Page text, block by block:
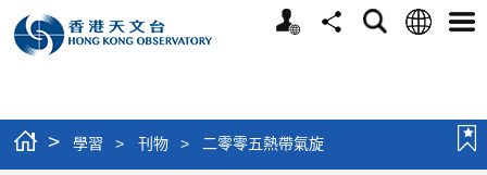
個
分
搜
語
選
> 學習 > 刊物 > 二零零五熱帶氣旋